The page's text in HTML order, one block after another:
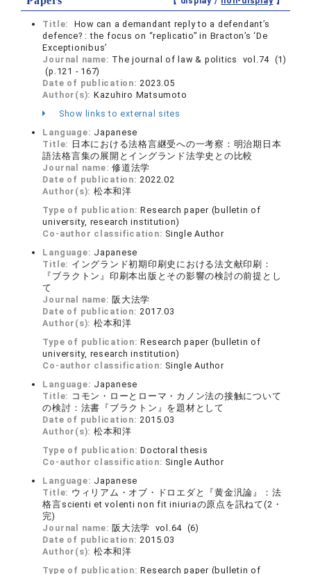
Title:
How can a demandant reply to a defendant’s
defence? : the focus on “replicatio” in Bracton’s ‘De
Exceptionibus’
Journal name: The journal of law & politics vol.74 (1)
(p.121 - 167)
Date of publication: 2023.05
Author(s): Kazuhiro Matsumoto
Show links to external sites
Language: Japanese
Title: 日本における法格言継受への一考察：明治期日本
語法格言集の展開とイングランド法学史との比較
Journal name:修道法学
Date of publication: 2022.02
Author(s): 松本和洋
Type of publication:Research paper (bulletin of
university, research institution)
Co-author classification: Single Author
Language: Japanese
Title: イングランド初期印刷史における法文献印刷：
『ブラクトン』印刷本出版とその影響の検討の前提とし
て
Journal name: 阪大法学
Date of publication: 2017.03
Author(s): 松本和洋
Type of publication:Research paper (bulletin of
university, research institution)
Co-author classification: Single Author
Language: Japanese
Title: コモン・ローとローマ・カノン法の接触について
の検討：法書『ブラクトン』を題材として
Date of publication: 2015.03
Author(s): 松本和洋
Type of publication:Doctoral thesis
Co-author classification: Single Author
Language: Japanese
Title: ウィリアム・オブ・ドロエダと『黄金汎論』：法
格言scienti et volenti non fit iniuriaの原点を訊ねて(2・
完)
Journal name: 阪大法学 vol.64 (6)
Date of publication: 2015.03
Author(s): 松本和洋
Type of publication:Research paper (bulletin of